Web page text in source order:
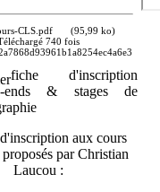
CLS.pdf
(95,99 ko)
740 fois
fiche d'inscription
ends & stages de
aux cours
par Christian
Laucou :